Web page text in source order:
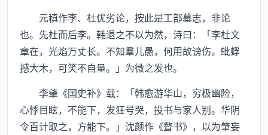
元稹作李、杜优劣论，按此是工部墓志，非论
也。先杜而后李。韩退之不以为然，诗曰：「李杜文
章在，光焰万丈长。不知羣儿愚，何用故谤伤。蚍蜉
撼大木，可笑不自量。」为微之发也。
李肇《国史补》载：「韩愈游华山，穷极幽险，
心悸目眩，不能下，发狂号哭，投书与家人别。华阴
令百计取之，方能下。」沈颜作《聱书》，以为肇妄